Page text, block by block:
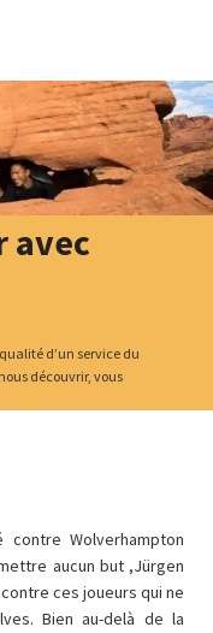
avec
d’un service du
découvrir, vous
contre Wolverhampton
aucun but ,Jürgen
ces joueurs qui ne
Bien au-delà de la